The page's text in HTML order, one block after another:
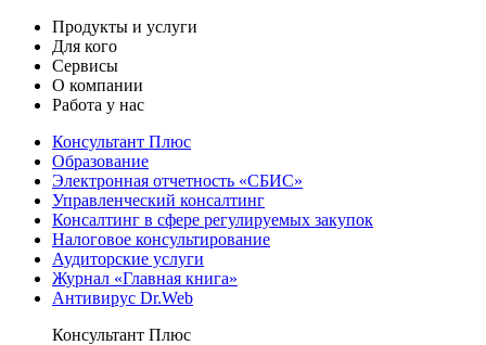
Продукты и услуги
Для кого
Сервисы
О компании
Работа у нас
Консультант Плюс
Образование
Электронная отчетность «СБИС»
Управленческий консалтинг
Консалтинг в сфере регулируемых закупок
Налоговое консультирование
Аудиторские услуги
Журнал «Главная книга»
Антивирус Dr.Web
Консультант Плюс